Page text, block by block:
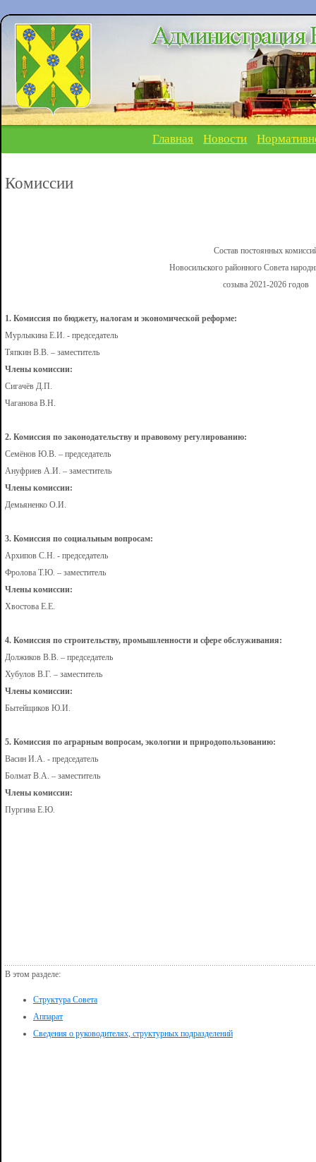
Главная Новости
Комиссии
Состав постоянных
Новосильского районного Совета
созыва 2021-2026 годов
1. Комиссия по бюджету, налогам и экономической реформе:
Мурлыкина Е.И. - председатель
Тяпкин В.В. – заместитель
Члены комиссии:
Сигачёв Д.П.
Чаганова В.Н.
2. Комиссия по законодательству и правовому регулированию:
Семёнов Ю.В. – председатель
Ануфриев А.И. – заместитель
Члены комиссии:
Демьяненко О.И.
3. Комиссия по социальным вопросам:
Архипов С.Н. - председатель
Фролова Т.Ю. – заместитель
Члены комиссии:
Хвостова Е.Е.
4. Комиссия по строительству, промышленности и сфере обслуживания:
Должиков В.В. – председатель
Хубулов В.Г. – заместитель
Члены комиссии:
Бытейщиков Ю.И.
5. Комиссия по аграрным вопросам, экологии и природопользованию:
Васин И.А. - председатель
Болмат В.А. – заместитель
Члены комиссии:
Пургина Е.Ю.
В этом разделе:
Структура Совета
Аппарат
Сведения о руководителях, структурных подразделений